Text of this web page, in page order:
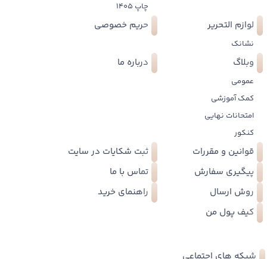
چاپ 1405
لوازم التحریر
نشانک
حریم خصوصی
وبلاگ
عمومی
کمک آموزشی
امتحانات نهایی
کنکور
درباره ما
قوانین و مقررات
ثبت شکایات در سایت
پیگیری سفارش
تماس با ما
روش ارسال
راهنمای خرید
کیف پول من